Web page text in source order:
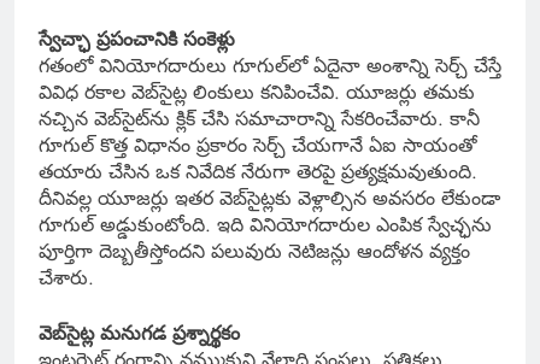
స్వేచ్ఛా ప్రపంచానికి సంకెళ్లు
గతంలో వినియోగదారులు గూగుల్‌లో ఏదైనా అంశాన్ని సెర్చ్ చేస్తే
వివిధ రకాల వెబ్‌సైట్ల లింకులు కనిపించేవి. యూజర్లు తమకు
నచ్చిన వెబ్‌సైట్‌ను క్లిక్ చేసి సమాచారాన్ని సేకరించేవారు. కానీ
గూగుల్ కొత్త విధానం ప్రకారం సెర్చ్ చేయగానే ఏఐ సాయంతో
తయారు చేసిన ఒక నివేదిక నేరుగా తెరపై ప్రత్యక్షమవుతుంది.
దీనివల్ల యూజర్లు ఇతర వెబ్‌సైట్లకు వెళ్లాల్సిన అవసరం లేకుండా
గూగుల్ అడ్డుకుంటోంది. ఇది వినియోగదారుల ఎంపిక స్వేచ్ఛను
పూర్తిగా దెబ్బతీస్తోందని పలువురు నెటిజన్లు ఆందోళన వ్యక్తం
చేశారు.
వెబ్‌సైట్ల మనుగడ ప్రశ్నార్థకం